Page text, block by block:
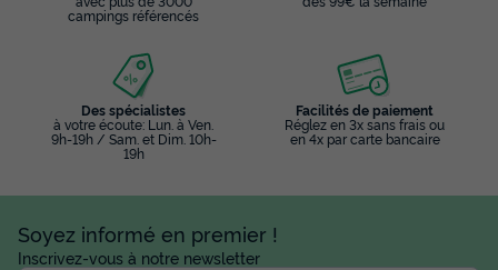
campings référencés
Des spécialistes
à votre écoute: Lun. à Ven.
9h-19h / Sam. et Dim. 10h-
19h
Facilités de paiement
Réglez en 3x sans frais ou
en 4x par carte bancaire
Soyez informé en premier !
Inscrivez-vous à notre newsletter